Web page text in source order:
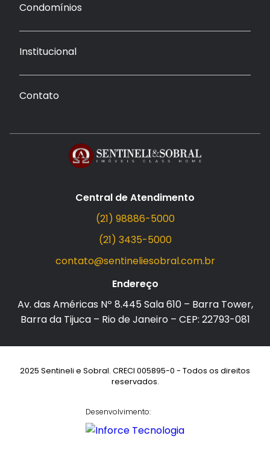
Condomínios
Institucional
Contato
Central de Atendimento
(21) 98886-5000
(21) 3435-5000
contato@sentineliesobral.com.br
Endereço
Av. das Américas Nº 8.445 Sala 610 – Barra Tower,
Barra da Tijuca – Rio de Janeiro – CEP: 22793-081
2025 Sentineli e Sobral. CRECI 005895-0 - Todos os direitos
reservados.
Desenvolvimento: